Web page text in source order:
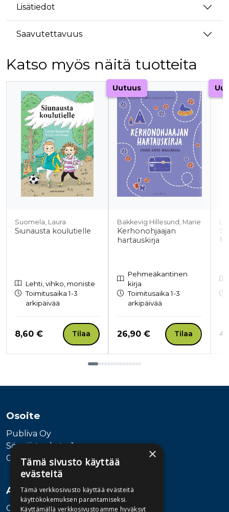
Lisätiedot
Saavutettavuus
Katso myös näitä tuotteita
Tuoteluettelon alku
Suomela, Laura
Siunausta koulutielle
Lehti, vihko, moniste
Toimitusaika 1-3
arkipäivää
Hinta nyt
8,60 € Tilaa
Uutuus
Bakkevig Hillesund, Marie
Kerhonohjaajan
hartauskirja
Pehmeäkantinen
kirja
Toimitusaika 1-3
arkipäivää
Hinta nyt
26,90 € Tilaa
Osoite
Publiva Oy
Sörnäistenkatu 1
00580 Helsinki
Asiakaspalvelu
Ota yhteyttä
×
Tämä sivusto käyttää
evästeitä
Tämä verkkosivusto käyttää evästeitä
käyttökokemuksen parantamiseksi.
Käyttämällä verkkosivustoamme hyväksyt